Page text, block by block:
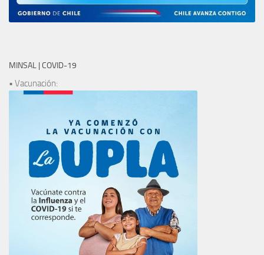
MINSAL | COVID-19
• Vacunación: